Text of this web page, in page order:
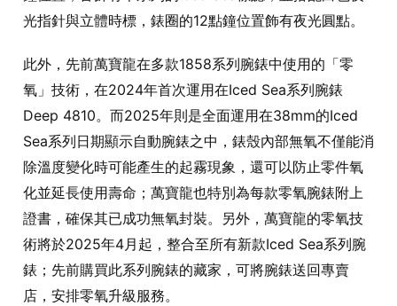
光指針與立體時標，錶圈的12點鐘位置飾有夜光圓點。
此外，先前萬寶龍在多款1858系列腕錶中使用的「零
氧」技術，在2024年首次運用在Iced Sea系列腕錶
Deep 4810。而2025年則是全面運用在38mm的Iced
Sea系列日期顯示自動腕錶之中，錶殼內部無氧不僅能消
除溫度變化時可能產生的起霧現象，還可以防止零件氧
化並延長使用壽命；萬寶龍也特別為每款零氧腕錶附上
證書，確保其已成功無氧封裝。另外，萬寶龍的零氧技
術將於2025年4月起，整合至所有新款Iced Sea系列腕
錶；先前購買此系列腕錶的藏家，可將腕錶送回專賣
店，安排零氧升級服務。